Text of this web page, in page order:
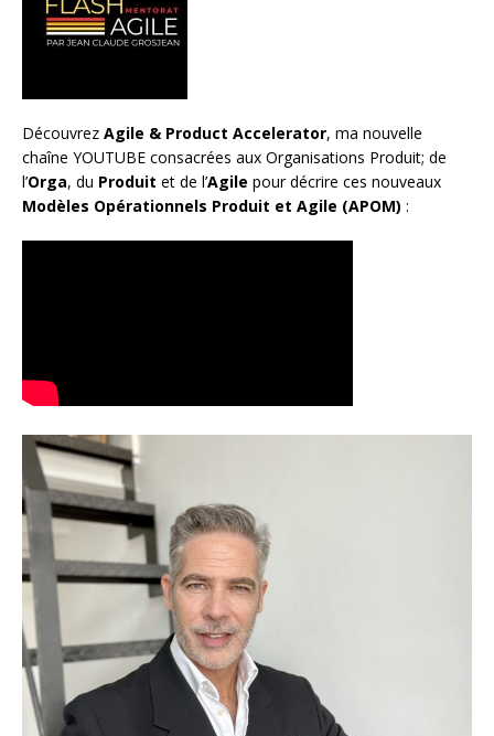
Découvrez Agile & Product Accelerator, ma nouvelle
chaîne YOUTUBE consacrées aux Organisations Produit; de
l’Orga, du Produit et de l’Agile pour décrire ces nouveaux
Modèles Opérationnels Produit et Agile (APOM) :